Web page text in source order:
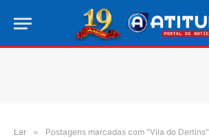
Lar » Postagens marcadas com "Vila do Dertins"